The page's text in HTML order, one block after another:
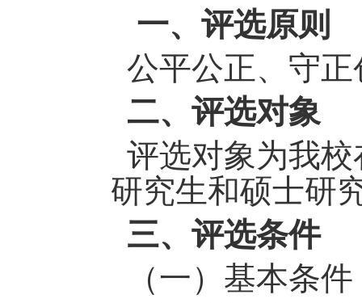
一、评选原则
公平公正、守
二、评选对象
评选对象为我校
研究生和硕士研
三、评选条件
（一） 基本条件